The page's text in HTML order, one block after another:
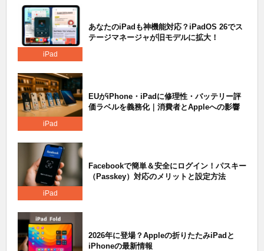
iPad
あなたのiPadも神機能対応？iPadOS 26でス
テージマネージャが旧モデルに拡大！
iPad
EUがiPhone・iPadに修理性・バッテリー評
価ラベルを義務化｜消費者とAppleへの影響
iPad
Facebookで簡単＆安全にログイン！パスキー
（Passkey）対応のメリットと設定方法
2026年に登場？Appleの折りたたみiPadと
iPhoneの最新情報